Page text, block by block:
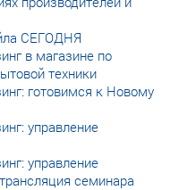
СЕГОДНЯ
в магазине по
техники
готовимся к Новому
управление
управление
семинара